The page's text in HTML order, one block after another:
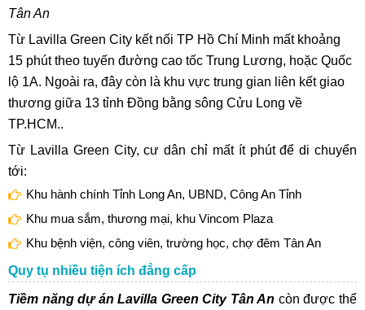
Tân An
Từ Lavilla Green City kết nối TP Hồ Chí Minh mất khoảng
15 phút theo tuyến đường cao tốc Trung Lương, hoặc Quốc
lộ 1A. Ngoài ra, đây còn là khu vực trung gian liên kết giao
thương giữa 13 tỉnh Đồng bằng sông Cửu Long về
TP.HCM..
Từ Lavilla Green City, cư dân chỉ mất ít phút để di chuyển
tới:
Khu hành chính Tỉnh Long An, UBND, Công An Tỉnh
Khu mua sắm, thương mại, khu Vincom Plaza
Khu bệnh viện, công viên, trường học, chợ đêm Tân An
Quy tụ nhiều tiện ích đẳng cấp
Tiềm năng dự án Lavilla Green City Tân An còn được thể